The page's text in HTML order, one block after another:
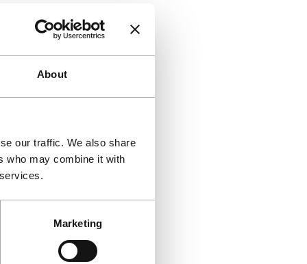
About
our traffic. We also share
who may combine it with
Marketing